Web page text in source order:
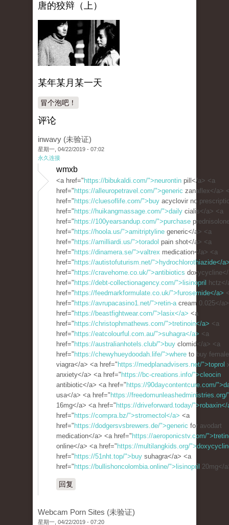
唐的狡辩（上）
某年某月某一天
冒个泡吧！
评论
inwavy (未验证)
星期一, 04/22/2019 - 07:02
永久连接
wmxb
<a href=" https://bibukaldi.com/">neurontin pill</a> <a
href=" https://alleuropetravel.com/">generic zanaflex</a>
href=" https://cluesoflife.com/">buy acyclovir no
href=" https://huikangmassage.com/">daily cialis</a> <a
href=" https://100yearsandup.com/">purchase
href=" https://hoola.us/">amitriptyline generic</a> <a
href=" https://amilliardi.us/">toradol pain shot</a> <a
href=" https://dinamera.se/">valtrex medication</a> <a
href=" https://autistofuturism.net/">hydrochlorothiazide</
href=" https://cravehome.co.uk/">antibiotics
href=" https://debt-collectionagency.com/">lisinopril
href=" https://feedmarkformulate.co.uk/">furosemide</a>
href=" https://avrupacasino1.net/">retin-acream 0.025</
href=" https://beastfightwear.com/">lasix</a> <a
href=" https://christophmathews.com/">tretinoin</a> <a
href=" https://eatcolourful.com.au/">suhagra</a> <a
href=" https://australianhotels.club/">buy clomid</a> <a
href=" https://chewyhueydoodah.life/">where to buy female
viagra</a> <a href=" https://medplanadvisers.net/">toprol
anxiety</a> <a href=" https://bc-creations.info/">cleocin
antibiotic</a> <a href=" https://90daycontentcure.com/
usa</a> <a href=" https://
16mg</a> <a href=" https://driveforward.today/">robaxin</
href=" https://compra.bz/">stromectol</a> <a
href=" https://dodgersvsbrewers.de/">generic for avodart
medication</a> <a href=" https://aeroponicstv.com/
online</a> <a href=" https://multilangkids.org/
href=" https://51nht.top/">buy suhagra</a> <a
href=" https://bullishoncolombia.online/">lisinopril 20mg</
回复
Webcam Porn Sites (未验证)
星期一, 04/22/2019 - 07:20